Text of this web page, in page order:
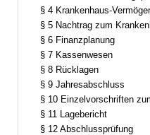
§ 4 Krankenhaus-
§ 5 Nachtrag zum
§ 6 Finanzplanung
§ 7 Kassenwesen
§ 8 Rücklagen
§ 9 Jahresabschluss
§ 10 Einzelvorschriften
§ 11 Lagebericht
§ 12 Abschlussprüfung